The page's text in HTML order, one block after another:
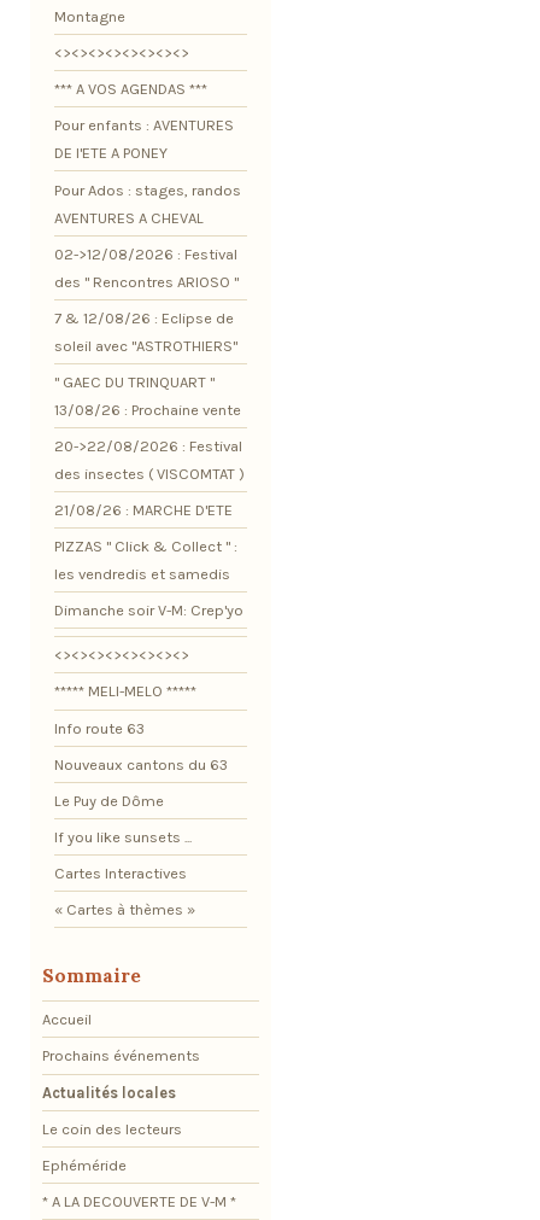
Montagne
<><><><><><><><>
*** A VOS AGENDAS ***
Pour enfants : AVENTURES
DE l'ETE A PONEY
Pour Ados : stages, randos
AVENTURES A CHEVAL
02->12/08/2026 : Festival
des " Rencontres ARIOSO "
7 & 12/08/26 : Eclipse de
soleil avec "ASTROTHIERS"
" GAEC DU TRINQUART "
13/08/26 : Prochaine vente
20->22/08/2026 : Festival
des insectes ( VISCOMTAT )
21/08/26 : MARCHE D'ETE
PIZZAS " Click & Collect " :
les vendredis et samedis
Dimanche soir V-M: Crep'yo
<><><><><><><><>
***** MELI-MELO *****
Info route 63
Nouveaux cantons du 63
Le Puy de Dôme
If you like sunsets ...
Cartes Interactives
« Cartes à thèmes »
Sommaire
Accueil
Prochains événements
Actualités locales
Le coin des lecteurs
Ephéméride
* A LA DECOUVERTE DE V-M *